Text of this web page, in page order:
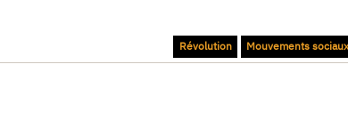
Mouvements
Révolution